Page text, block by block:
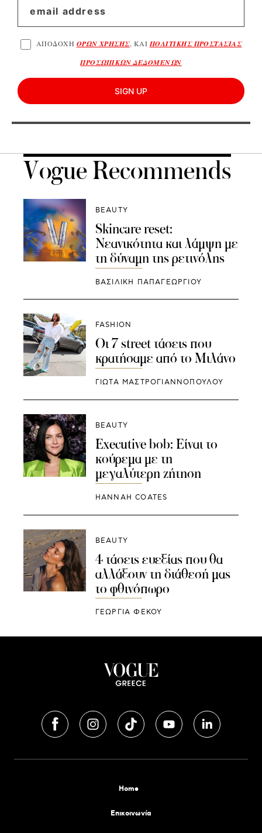
ΑΠΟΔΟΧΗ ΟΡΩΝ ΧΡΗΣΗΣ, ΚΑΙ ΠΟΛΙΤΙΚΗΣ ΠΡΟΣΤΑΣΙΑΣ
ΠΡΟΣΩΠΙΚΩΝ ΔΕΔΟΜΕΝΩΝ
SIGN UP
Vogue Recommends
BEAUTY
Skincare reset:
Νεανικότητα και λάμψη με
τη δύναμη της ρετινόλης
ΒΑΣΙΛΙΚΗ ΠΑΠΑΓΕΩΡΓΙΟΥ
FASHION
Οι 7 street τάσεις που
κρατήσαμε από το Μιλάνο
ΓΙΩΤΑ ΜΑΣΤΡΟΓΙΑΝΝΟΠΟΥΛΟΥ
BEAUTY
Executive bob: Είναι το
κούρεμα με τη
μεγαλύτερη ζήτηση
HANNAH COATES
BEAUTY
4 τάσεις ευεξίας που θα
αλλάξουν τη διάθεσή μας
το φθινόπωρο
ΓΕΩΡΓΙΑ ΦΕΚΟΥ
Home
Επικοινωνία